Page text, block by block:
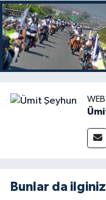
Bunlar da